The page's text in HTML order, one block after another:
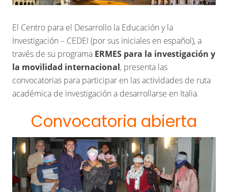
El Centro para el Desarrollo la Educación y la
Investigación – CEDEI (por sus iniciales en español), a
través de su programa ERMES para la investigación y
la movilidad internacional, presenta las
convocatorias para participar en las actividades de ruta
académica de investigación a desarrollarse en Italia.
Convocatoria abierta